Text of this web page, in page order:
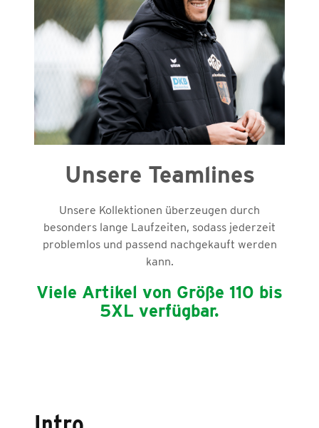
Unsere Teamlines
Unsere Kollektionen überzeugen durch
besonders lange Laufzeiten, sodass jederzeit
problemlos und passend nachgekauft werden
kann.
Viele Artikel von Größe 110 bis
5XL verfügbar.